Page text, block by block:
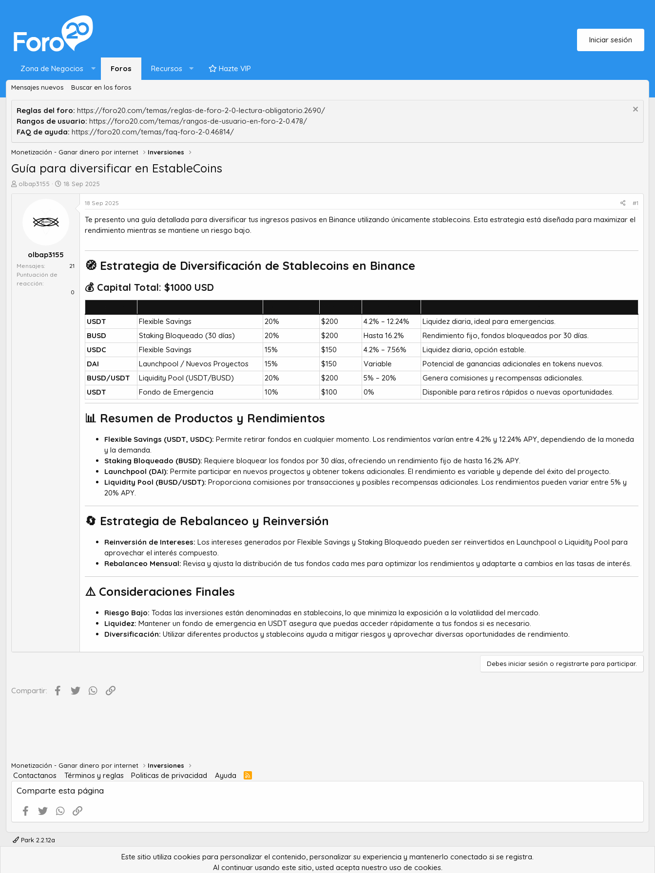
Iniciar sesión
Zona de Negocios Foros Recursos Hazte VIP
Mensajes nuevos Buscar en los foros
Reglas del foro: https://foro20.com/temas/reglas-de-foro-2-0-lectura-obligatorio.2690/
Rangos de usuario: https://foro20.com/temas/rangos-de-usuario-en-foro-2-0.478/
FAQ de ayuda: https://foro20.com/temas/faq-foro-2-0.46814/
Monetización - Ganar dinero por internet Inversiones
Guía para diversificar en EstableCoins
A
m
a
olbap3155
F
n
18 Sep 2025
olbap3155
Mensajes
21
Puntuación de
reacción
0
18 Sep 2025 #1
Te presento una guía detallada para diversificar tus ingresos pasivos en Binance utilizando únicamente stablecoins. Esta estrategia está diseñada para maximizar el
rendimiento mientras se mantiene un riesgo bajo.
🧭 Estrategia de Diversificación de Stablecoins en Binance​
💰 Capital Total: $1000 USD​
USDT
Flexible Savings 20% $200 4.2% – 12.24%
Liquidez diaria, ideal para emergencias.
BUSD
Staking Bloqueado (30 días) 20% $200 Hasta 16.2%
Rendimiento fijo, fondos bloqueados por 30 días.
USDC
Flexible Savings 15% $150 4.2% – 7.56%
Liquidez diaria, opción estable.
DAI
Launchpool / Nuevos Proyectos 15% $150 Variable
Potencial de ganancias adicionales en tokens nuevos.
BUSD/USDT
Liquidity Pool (USDT/BUSD) 20% $200 5% – 20%
Genera comisiones y recompensas adicionales.
USDT
Fondo de Emergencia 10% $100 0% Disponible para retiros rápidos o nuevas oportunidades.
📊 Resumen de Productos y Rendimientos​
Flexible Savings (USDT, USDC): Permite retirar fondos en cualquier momento. Los rendimientos varían entre 4.2% y 12.24% APY, dependiendo de la moneda
y la demanda.
Staking Bloqueado (BUSD): Requiere bloquear los fondos por 30 días, ofreciendo un rendimiento fijo de hasta 16.2% APY.
Launchpool (DAI): Permite participar en nuevos proyectos y obtener tokens adicionales. El rendimiento es variable y depende del éxito del proyecto.
Liquidity Pool (BUSD/USDT): Proporciona comisiones por transacciones y posibles recompensas adicionales. Los rendimientos pueden variar entre 5% y
20% APY.
🔄 Estrategia de Rebalanceo y Reinversión​
Reinversión de Intereses: Los intereses generados por Flexible Savings y Staking Bloqueado pueden ser reinvertidos en Launchpool o Liquidity Pool para
aprovechar el interés compuesto.
Rebalanceo Mensual: Revisa y ajusta la distribución de tus fondos cada mes para optimizar los rendimientos y adaptarte a cambios en las tasas de interés.
⚠️ Consideraciones Finales​
Riesgo Bajo: Todas las inversiones están denominadas en stablecoins, lo que minimiza la exposición a la volatilidad del mercado.
Liquidez: Mantener un fondo de emergencia en USDT asegura que puedas acceder rápidamente a tus fondos si es necesario.
Diversificación: Utilizar diferentes productos y stablecoins ayuda a mitigar riesgos y aprovechar diversas oportunidades de rendimiento.
Debes iniciar sesión o registrarte para participar.
Compartir: Facebook
Twitter WhatsApp
Monetización - Ganar dinero por internet Inversiones
Contactanos Términos y reglas Politicas de privacidad Ayuda
S
Comparte esta página
Facebook
Twitter WhatsApp
Park 2.2.12a
Community platform by XenForo © 2010-2022 XenForo Ltd.
Advanced Forum Stats by AddonFlare - Premium XF2 Addons
Este sitio utiliza cookies para personalizar el contenido, personalizar su experiencia y mantenerlo conectado si se registra.
Al continuar usando este sitio, usted acepta nuestro uso de cookies.